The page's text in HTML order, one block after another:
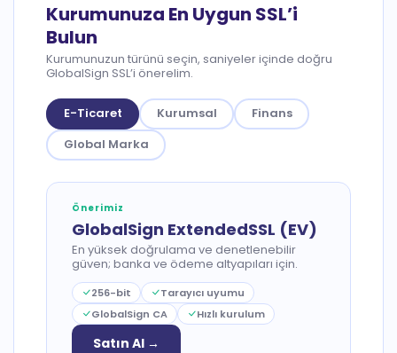
Kurumunuza En Uygun SSL’i
Bulun
Kurumunuzun türünü seçin, saniyeler içinde doğru
GlobalSign SSL’i önerelim.
E-Ticaret Kurumsal
Finans
Global Marka
Önerimiz
GlobalSign ExtendedSSL (EV)
En yüksek doğrulama ve denetlenebilir
güven; banka ve ödeme altyapıları için.
256-bit
Tarayıcı uyumu
GlobalSign CA
Hızlı kurulum
Satın Al →